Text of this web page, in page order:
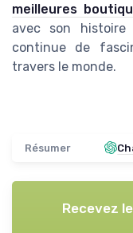
meilleures
avec son histoire
continue de
travers le monde.
Résumer
Recevez